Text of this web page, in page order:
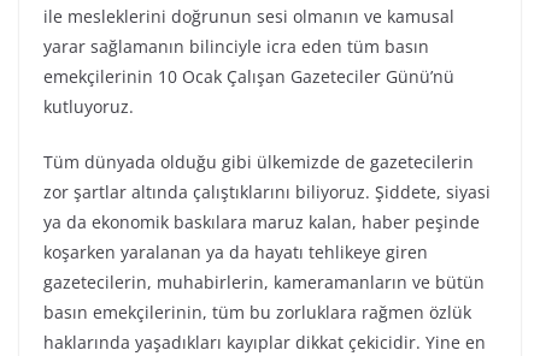
ile mesleklerini doğrunun sesi olmanın ve kamusal
yarar sağlamanın bilinciyle icra eden tüm basın
emekçilerinin 10 Ocak Çalışan Gazeteciler Günü’nü
kutluyoruz.
Tüm dünyada olduğu gibi ülkemizde de gazetecilerin
zor şartlar altında çalıştıklarını biliyoruz. Şiddete, siyasi
ya da ekonomik baskılara maruz kalan, haber peşinde
koşarken yaralanan ya da hayatı tehlikeye giren
gazetecilerin, muhabirlerin, kameramanların ve bütün
basın emekçilerinin, tüm bu zorluklara rağmen özlük
haklarında yaşadıkları kayıplar dikkat çekicidir. Yine en